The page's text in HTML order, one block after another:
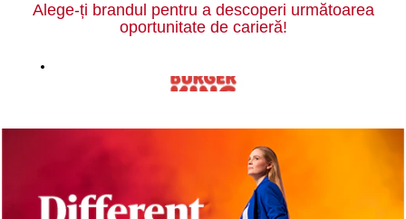
Alege-ți brandul pentru a descoperi următoarea
oportunitate de carieră!